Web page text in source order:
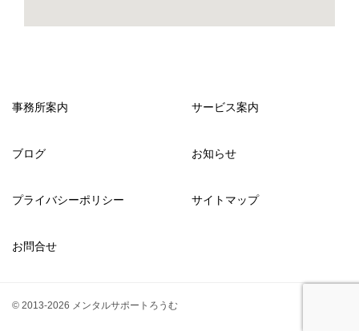
事務所案内 サービス案内
ブログ お知らせ
プライバシーポリシー サイトマップ
お問合せ
© 2013-2026 メンタルサポートろうむ